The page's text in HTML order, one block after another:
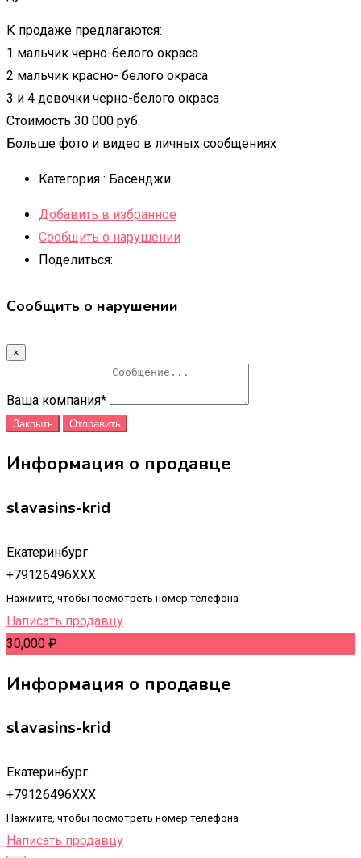
К продаже предлагаются:
1 мальчик черно-белого окраса
2 мальчик красно- белого окраса
3 и 4 девочки черно-белого окраса
Стоимость 30 000 руб.
Больше фото и видео в личных сообщениях
Категория : Басенджи
Добавить в избранное
Сообщить о нарушении
Поделиться:
Сообщить о нарушении
×
Ваша компания*
Закрыть Отправить
Информация о продавце
slavasins-krid
Екатеринбург
+79126496XXX
Нажмите, чтобы посмотреть номер телефона
Написать продавцу
30,000 ₽
Информация о продавце
slavasins-krid
Екатеринбург
+79126496XXX
Нажмите, чтобы посмотреть номер телефона
Написать продавцу